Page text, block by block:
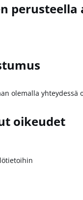
olemalla
oikeudet